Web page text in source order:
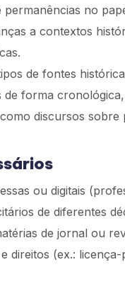
permanências no
a contextos
de fontes
de forma
como discursos sobre
ou digitais
de diferentes
de jornal ou
direitos (ex.: